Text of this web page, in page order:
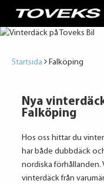
Startsida Falköping
Nya
Falköping
Hos oss hittar du
har både dubbdäck
nordiska
vinterdäck från